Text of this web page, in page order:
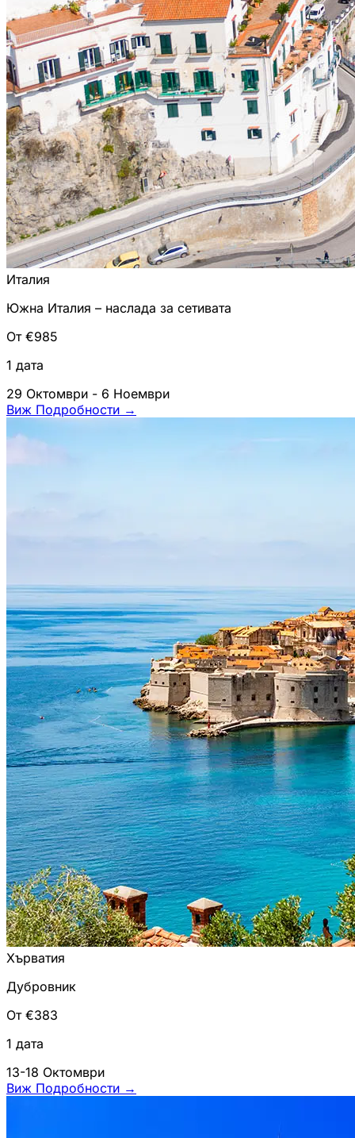
Италия
Южна Италия – наслада за сетивата
От €985
1 дата
29 Октомври - 6 Ноември
Виж Подробности →
Хърватия
Дубровник
От €383
1 дата
13-18 Октомври
Виж Подробности →